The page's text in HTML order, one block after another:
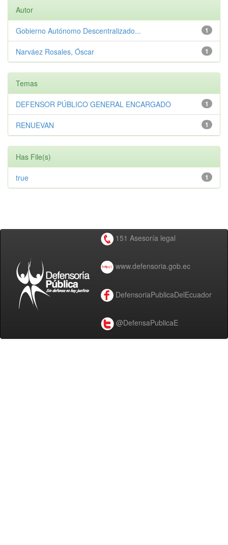
Autor
1
Gobierno Autónomo Descentralizado...
1
Narváez Rosales, Óscar
Temas
1
DEFENSOR PÚBLICO GENERAL ENCARGADO
1
RENUEVAN
Has File(s)
1
true
151 Asesoría legal
www.defensoria.gob.ec
DefensoriaPublicaDelEcuador
@DefensaPublicaE